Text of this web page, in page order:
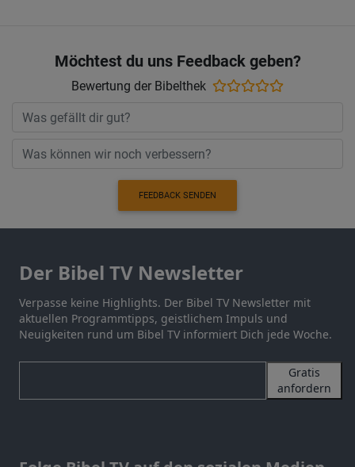
Möchtest du uns Feedback geben?
Bewertung der Bibelthek
FEEDBACK SENDEN
Der Bibel TV Newsletter
Verpasse keine Highlights. Der Bibel TV Newsletter mit
aktuellen Programmtipps, geistlichem Impuls und
Neuigkeiten rund um Bibel TV informiert Dich jede Woche.
Gratis
anfordern